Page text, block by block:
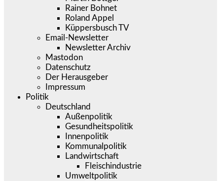
Rainer Bohnet
Roland Appel
Küppersbusch TV
Email-Newsletter
Newsletter Archiv
Mastodon
Datenschutz
Der Herausgeber
Impressum
Politik
Deutschland
Außenpolitik
Gesundheitspolitik
Innenpolitik
Kommunalpolitik
Landwirtschaft
Fleischindustrie
Umweltpolitik